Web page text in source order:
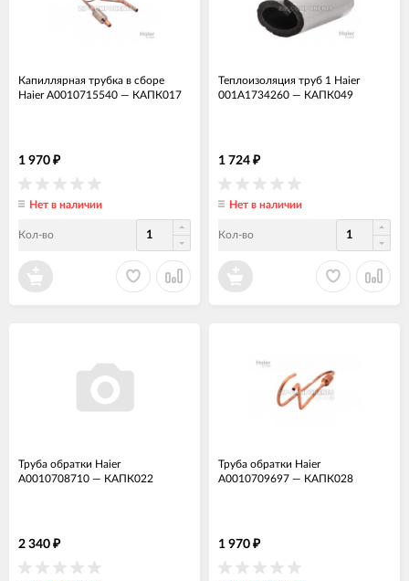
Капиллярная трубка в сборе
Haier A0010715540 — КАПК017
1 970 ₽
Нет в наличии
Кол-во
Теплоизоляция труб 1 Haier
001A1734260 — КАПК049
1 724 ₽
Нет в наличии
Кол-во
Труба обратки Haier
A0010708710 — КАПК022
2 340 ₽
Труба обратки Haier
A0010709697 — КАПК028
1 970 ₽